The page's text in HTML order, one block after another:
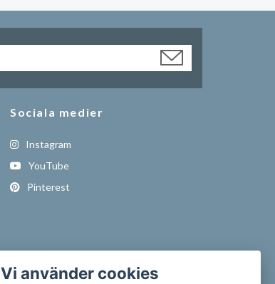
Sociala medier
Instagram
YouTube
Pinterest
Vi använder cookies